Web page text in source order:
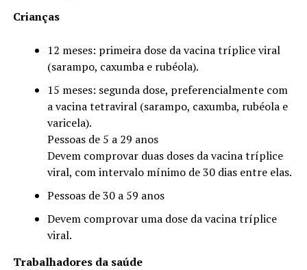
Crianças
12 meses: primeira dose da vacina tríplice viral
(sarampo, caxumba e rubéola).
15 meses: segunda dose, preferencialmente com
a vacina tetraviral (sarampo, caxumba, rubéola e
varicela).
Pessoas de 5 a 29 anos
Devem comprovar duas doses da vacina tríplice
viral, com intervalo mínimo de 30 dias entre elas.
Pessoas de 30 a 59 anos
Devem comprovar uma dose da vacina tríplice
viral.
Trabalhadores da saúde